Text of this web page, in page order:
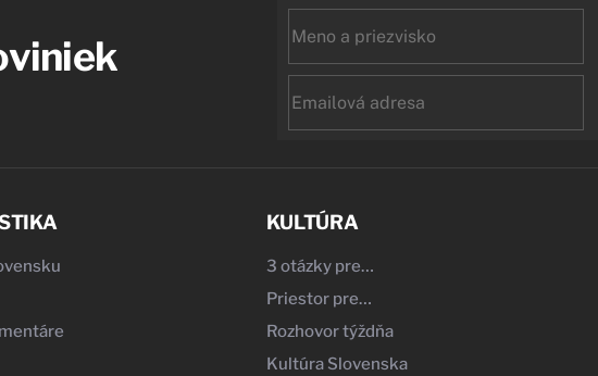
KULTÚRA
3 otázky pre…
Priestor pre…
Rozhovor týždňa
Kultúra Slovenska